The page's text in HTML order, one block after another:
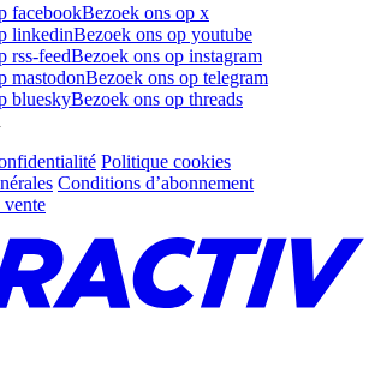
facebookBezoek ons op x
linkedinBezoek ons op youtube
rss-feedBezoek ons op instagram
mastodonBezoek ons op telegram
blueskyBezoek ons op threads
Politique cookies
Conditions d’abonnement